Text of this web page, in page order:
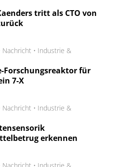
tritt als CTO von
Nachricht • Industrie &
Forschungsreaktor für
7-X
Nachricht • Industrie &
erkennen